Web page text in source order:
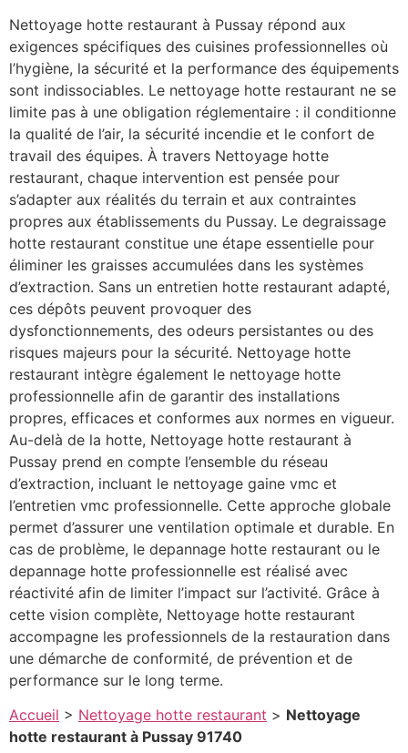
Nettoyage hotte restaurant à Pussay répond aux
exigences spécifiques des cuisines professionnelles où
l’hygiène, la sécurité et la performance des équipements
sont indissociables. Le nettoyage hotte restaurant ne se
limite pas à une obligation réglementaire : il conditionne
la qualité de l’air, la sécurité incendie et le confort de
travail des équipes. À travers Nettoyage hotte
restaurant, chaque intervention est pensée pour
s’adapter aux réalités du terrain et aux contraintes
propres aux établissements du Pussay. Le degraissage
hotte restaurant constitue une étape essentielle pour
éliminer les graisses accumulées dans les systèmes
d’extraction. Sans un entretien hotte restaurant adapté,
ces dépôts peuvent provoquer des
dysfonctionnements, des odeurs persistantes ou des
risques majeurs pour la sécurité. Nettoyage hotte
restaurant intègre également le nettoyage hotte
professionnelle afin de garantir des installations
propres, efficaces et conformes aux normes en vigueur.
Au-delà de la hotte, Nettoyage hotte restaurant à
Pussay prend en compte l’ensemble du réseau
d’extraction, incluant le nettoyage gaine vmc et
l’entretien vmc professionnelle. Cette approche globale
permet d’assurer une ventilation optimale et durable. En
cas de problème, le depannage hotte restaurant ou le
depannage hotte professionnelle est réalisé avec
réactivité afin de limiter l’impact sur l’activité. Grâce à
cette vision complète, Nettoyage hotte restaurant
accompagne les professionnels de la restauration dans
une démarche de conformité, de prévention et de
performance sur le long terme.
Accueil > Nettoyage hotte restaurant > Nettoyage
hotte restaurant à Pussay 91740